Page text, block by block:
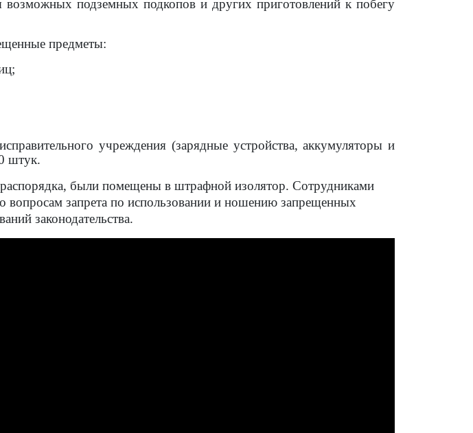
подземных подкопов и других приготовлений к побегу
предметы:
учреждения (зарядные устройства, аккумуляторы и
штук.
были помещены в штрафной изолятор. Сотрудниками
вопросам запрета по использовании и ношению запрещенных
законодательства.